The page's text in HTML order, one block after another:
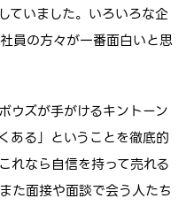
ていました。いろいろな企
員の方々が一番面白いと思
ウズが手がけるキントーン
ある」ということを徹底的
れなら自信を持って売れる
た面接や面談で会う人たち